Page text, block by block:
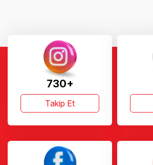
730+
Takip Et